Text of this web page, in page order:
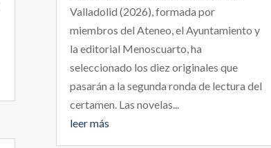
Valladolid (2026), formada por
miembros del Ateneo, el Ayuntamiento y
la editorial Menoscuarto, ha
seleccionado los diez originales que
pasarán a la segunda ronda de lectura del
certamen. Las novelas...
leer más